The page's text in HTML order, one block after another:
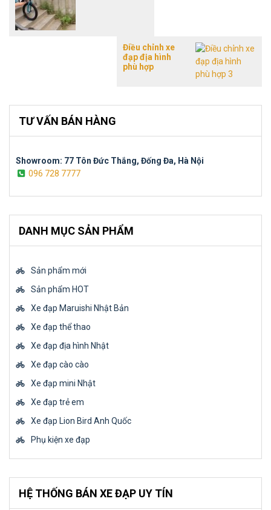
Điều chỉnh xe
đạp địa hình
phù hợp
TƯ VẤN BÁN HÀNG
Showroom: 77 Tôn Đức Thắng, Đống Đa, Hà Nội
096 728 7777
DANH MỤC SẢN PHẨM
Sản phẩm mới
Sản phẩm HOT
Xe đạp Maruishi Nhật Bản
Xe đạp thể thao
Xe đạp địa hình Nhật
Xe đạp cào cào
Xe đạp mini Nhật
Xe đạp trẻ em
Xe đạp Lion Bird Anh Quốc
Phụ kiện xe đạp
HỆ THỐNG BÁN XE ĐẠP UY TÍN